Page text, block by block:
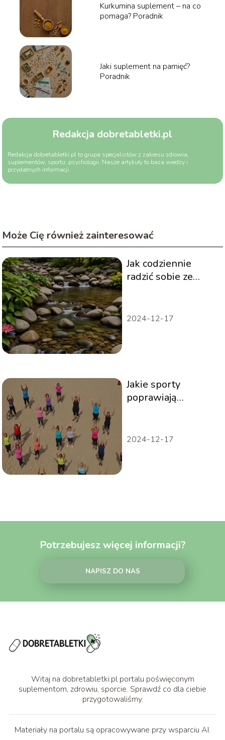
Kurkumina suplement – na co
pomaga? Poradnik
Jaki suplement na pamięć?
Poradnik
Redakcja dobretabletki.pl
Redakcja dobretabletki.pl to grupa specjalistów z zakresu zdrowia,
suplementów, sportu, psychologii. Nasze artykuły to baza wiedzy i
przydatnych informacji.
Może Cię również zainteresować
Jak codziennie
radzić sobie ze
2024-12-17
Jakie sporty
poprawiają
2024-12-17
Potrzebujesz więcej informacji?
NAPISZ DO NAS
Witaj na dobretabletki.pl portalu poświęconym
suplementom, zdrowiu, sporcie. Sprawdź co dla ciebie
przygotowaliśmy.
Materiały na portalu są opracowywane przy wsparciu AI.